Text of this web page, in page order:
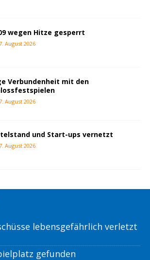
wegen Hitze gesperrt
August 2026
Verbundenheit mit den
August 2026
und Start-ups vernetzt
August 2026
lebensgefährlich verletzt
gefunden